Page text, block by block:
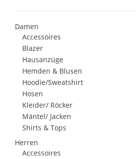
Damen
Accessoires
Blazer
Hausanzüge
Hemden & Blusen
Hoodie/Sweatshirt
Hosen
Kleider/ Röcker
Mäntel/ Jacken
Shirts & Tops
Herren
Accessoires